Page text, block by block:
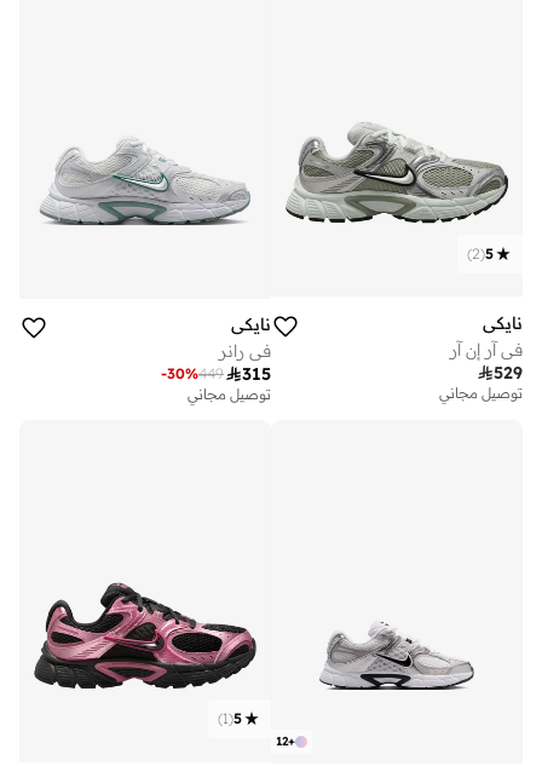
5
(
2
)
نايكي
في آر إن آر
529
توصيل مجاني
نايكي
في رانر
315
449
-30%
توصيل مجاني
+
12
5
(
1
)